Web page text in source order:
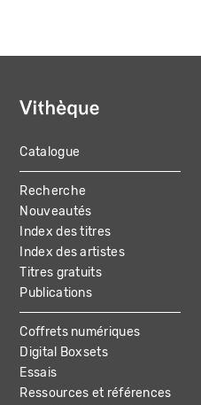
MAIN
NAVIGATION
Catalogue
Recherche
Nouveautés
Index des titres
Index des artistes
Titres gratuits
Publications
Coffrets numériques
Digital Boxsets
Essais
Ressources et références